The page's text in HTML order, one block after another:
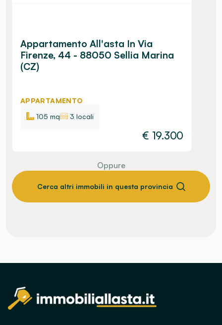
Appartamento All'asta In Via
Firenze, 44 - 88050 Sellia Marina
(CZ)
APPARTAMENTO
105 mq
3 locali
€ 19.300
Oppure
Cerca altri immobili in questa provincia